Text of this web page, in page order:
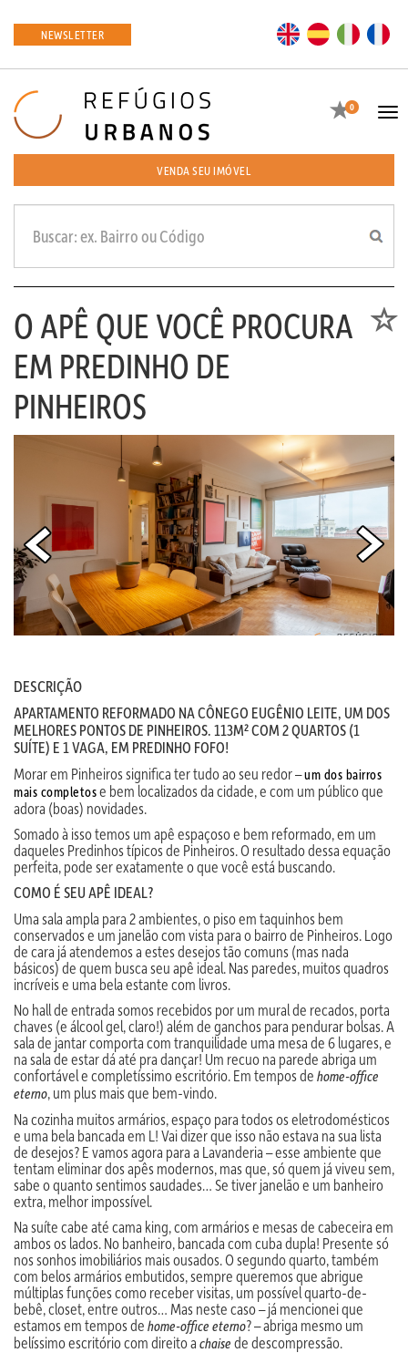
NEWSLETTER EN ES
Favoritos
0
VENDA SEU IMÓVEL
O APÊ QUE VOCÊ PROCURA
EM PREDINHO DE
PINHEIROS
DESCRIÇÃO
APARTAMENTO REFORMADO NA CÔNEGO EUGÊNIO LEITE, UM DOS
MELHORES PONTOS DE PINHEIROS. 113M² COM 2 QUARTOS (1
SUÍTE) E 1 VAGA, EM PREDINHO FOFO!
Morar em Pinheiros significa ter tudo ao seu redor –um dos bairros
mais completose bem localizados da cidade, e com um público que
adora (boas) novidades.
Somado à isso temos um apê espaçoso e bem reformado, em um
daqueles Predinhos típicos de Pinheiros. O resultado dessa equação
perfeita, pode ser exatamente o que você está buscando.
COMO É SEU APÊ IDEAL?
Uma sala ampla para 2 ambientes, o piso em taquinhos bem
conservados e um janelão com vista para o bairro de Pinheiros. Logo
de cara já atendemos a estes desejos tão comuns (mas nada
básicos) de quem busca seu apê ideal. Nas paredes, muitos quadros
incríveis e uma bela estante com livros.
No hall de entrada somos recebidos por um mural de recados, porta
chaves (e álcool gel, claro!) além de ganchos para pendurar bolsas. A
sala de jantar comporta com tranquilidade uma mesa de 6 lugares, e
na sala de estar dá até pra dançar! Um recuo na parede abriga um
confortável e completíssimo escritório. Em tempos de home-office
eterno, um plus mais que bem-vindo.
Na cozinha muitos armários, espaço para todos os eletrodomésticos
e uma bela bancada em L! Vai dizer que isso não estava na sua lista
de desejos? E vamos agora para a Lavanderia – esse ambiente que
tentam eliminar dos apês modernos, mas que, só quem já viveu sem,
sabe o quanto sentimos saudades… Se tiver janelão e um banheiro
extra, melhor impossível.
Na suíte cabe até cama king, com armários e mesas de cabeceira em
ambos os lados. No banheiro, bancada com cuba dupla! Presente só
nos sonhos imobiliários mais ousados. O segundo quarto, também
com belos armários embutidos, sempre queremos que abrigue
múltiplas funções como receber visitas, um possível quarto-de-
bebê, closet, entre outros… Mas neste caso – já mencionei que
estamos em tempos de home-office eterno? – abriga mesmo um
belíssimo escritório com direito a chaise de descompressão.